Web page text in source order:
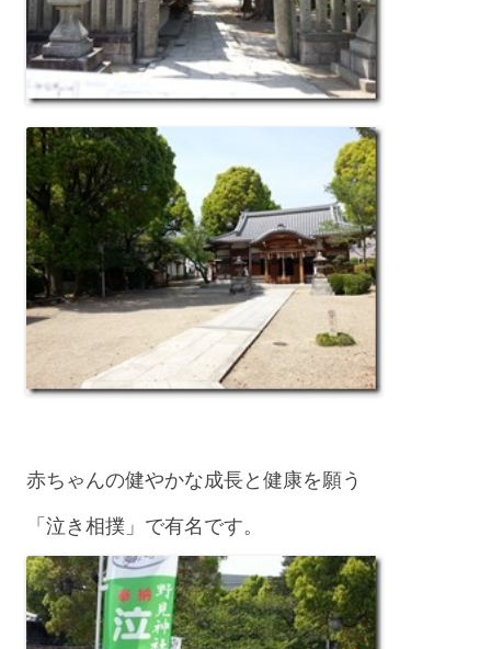
赤ちゃんの健やかな成長と健康を願う
「泣き相撲」で有名です。